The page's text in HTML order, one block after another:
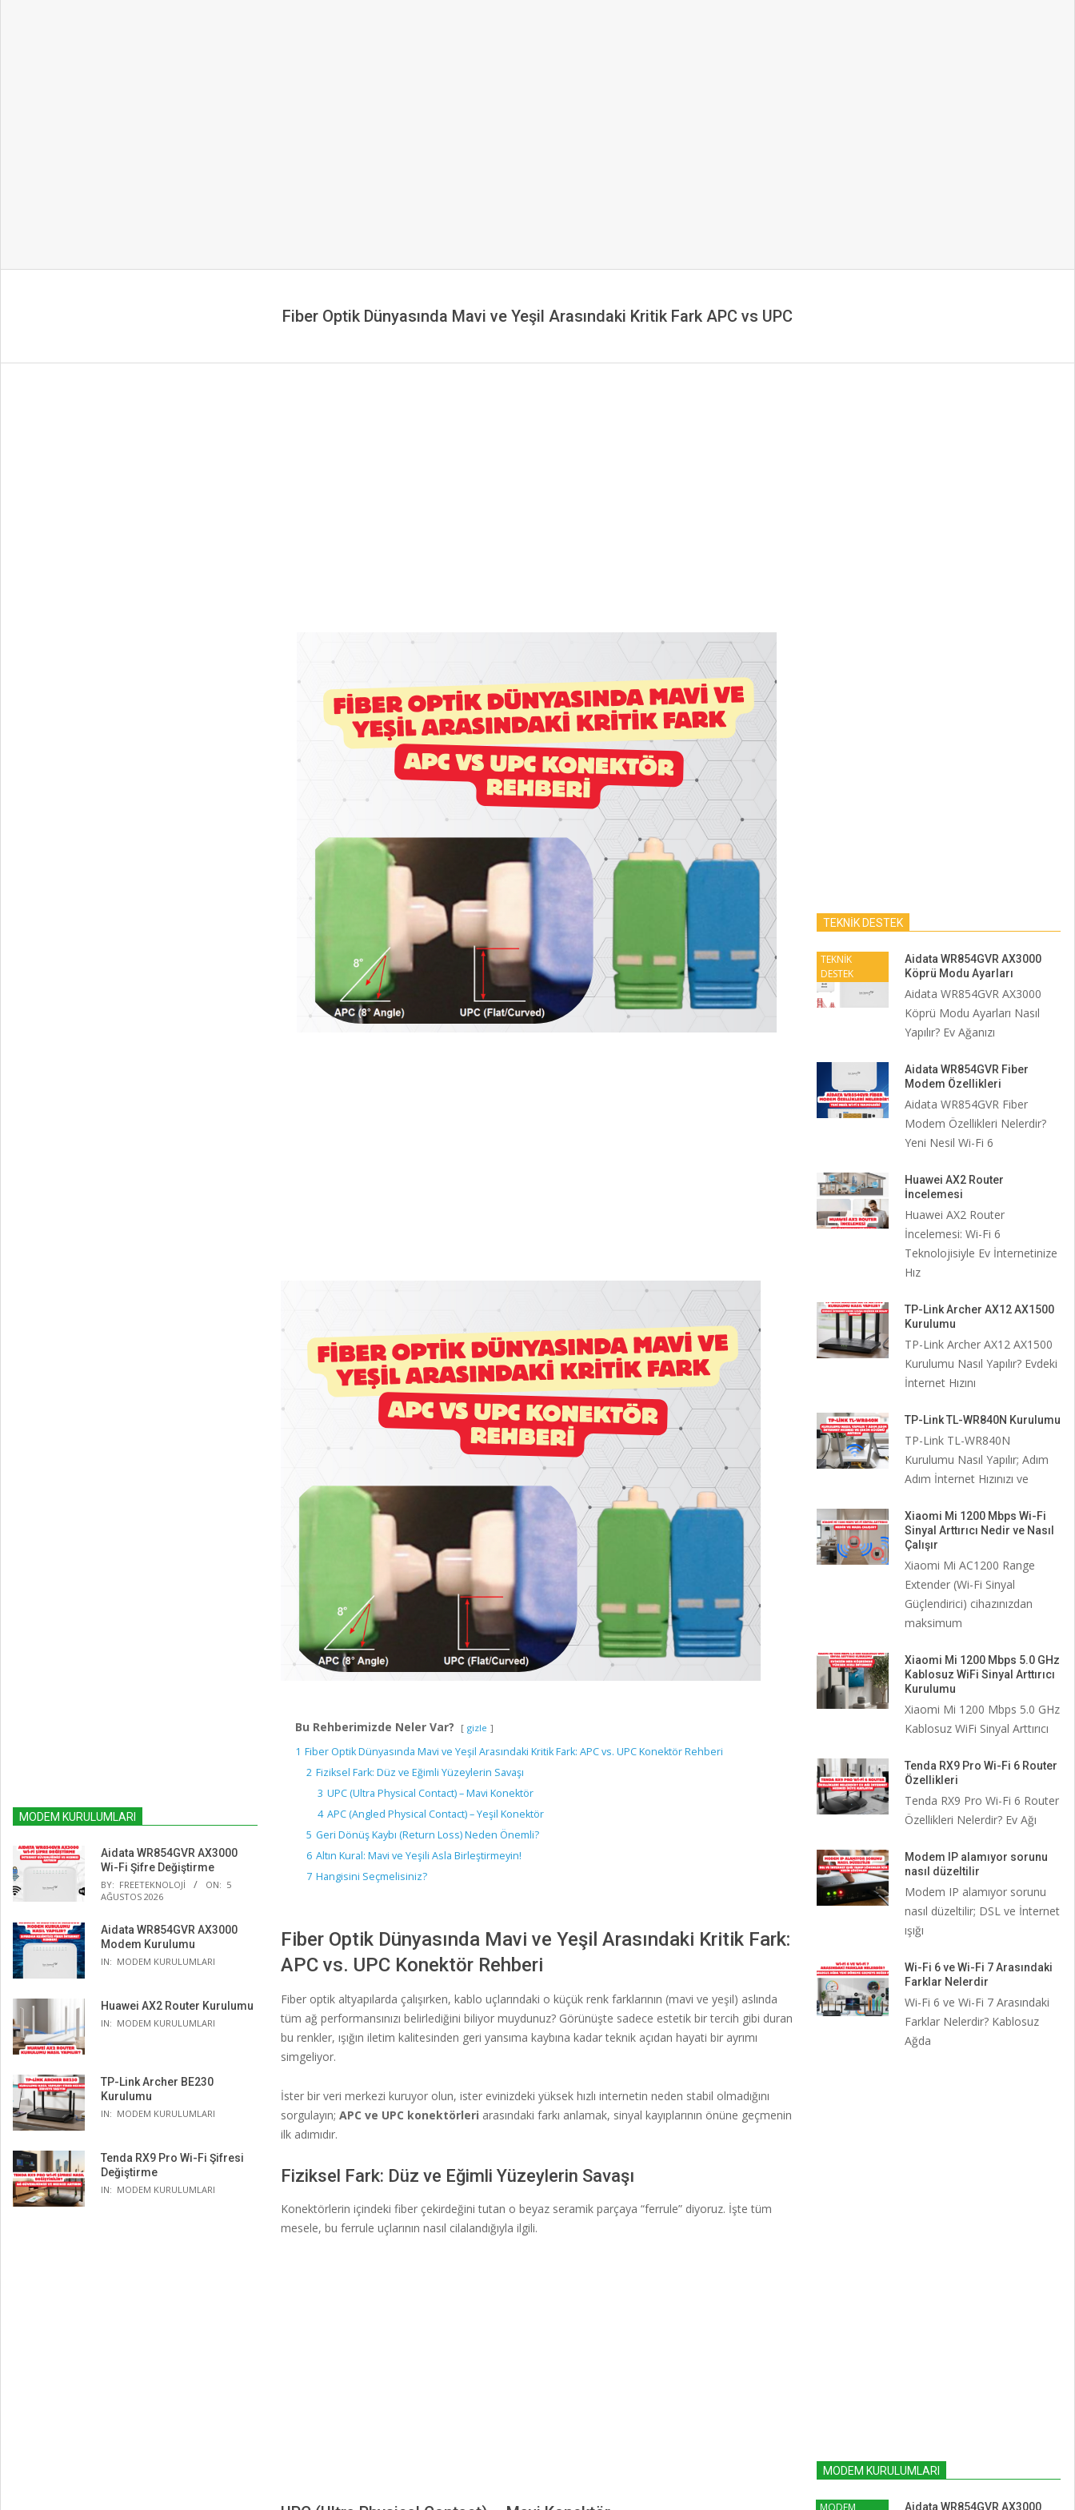
Fiber Optik Dünyasında Mavi ve Yeşil Arasındaki Kritik Fark APC vs UPC
Bu Rehberimizde Neler Var? gizle
1 Fiber Optik Dünyasında Mavi ve Yeşil Arasındaki Kritik Fark: APC vs. UPC Konektör Rehberi
2 Fiziksel Fark: Düz ve Eğimli Yüzeylerin Savaşı
3 UPC (Ultra Physical Contact) – Mavi Konektör
4 APC (Angled Physical Contact) – Yeşil Konektör
5 Geri Dönüş Kaybı (Return Loss) Neden Önemli?
6 Altın Kural: Mavi ve Yeşili Asla Birleştirmeyin!
7 Hangisini Seçmelisiniz?
Fiber Optik Dünyasında Mavi ve Yeşil Arasındaki Kritik Fark:
APC vs. UPC Konektör Rehberi
Fiber optik altyapılarda çalışırken, kablo uçlarındaki o küçük renk farklarının (mavi ve yeşil) aslında
tüm ağ performansınızı belirlediğini biliyor muydunuz? Görünüşte sadece estetik bir tercih gibi duran
bu renkler, ışığın iletim kalitesinden geri yansıma kaybına kadar teknik açıdan hayati bir ayrımı
simgeliyor.
İster bir veri merkezi kuruyor olun, ister evinizdeki yüksek hızlı internetin neden stabil olmadığını
sorgulayın; APC ve UPC konektörleri arasındaki farkı anlamak, sinyal kayıplarının önüne geçmenin
ilk adımıdır.
Fiziksel Fark: Düz ve Eğimli Yüzeylerin Savaşı
Konektörlerin içindeki fiber çekirdeğini tutan o beyaz seramik parçaya “ferrule” diyoruz. İşte tüm
mesele, bu ferrule uçlarının nasıl cilalandığıyla ilgili.
MODEM KURULUMLARI
Aidata WR854GVR AX3000
Wi-Fi Şifre Değiştirme
BY: FREETEKNOLOJI ON: 5
AĞUSTOS 2026
Aidata WR854GVR AX3000
Modem Kurulumu
IN: MODEM KURULUMLARI
Huawei AX2 Router Kurulumu
IN: MODEM KURULUMLARI
TP-Link Archer BE230
Kurulumu
IN: MODEM KURULUMLARI
Tenda RX9 Pro Wi-Fi Şifresi
Değiştirme
IN: MODEM KURULUMLARI
TEKNİK DESTEK
TEKNİK
DESTEK
Aidata WR854GVR AX3000
Köprü Modu Ayarları
Aidata WR854GVR AX3000
Köprü Modu Ayarları Nasıl
Yapılır? Ev Ağanızı
Aidata WR854GVR Fiber
Modem Özellikleri
Aidata WR854GVR Fiber
Modem Özellikleri Nelerdir?
Yeni Nesil Wi-Fi 6
Huawei AX2 Router
İncelemesi
Huawei AX2 Router
İncelemesi: Wi-Fi 6
Teknolojisiyle Ev İnternetinize
Hız
TP-Link Archer AX12 AX1500
Kurulumu
TP-Link Archer AX12 AX1500
Kurulumu Nasıl Yapılır? Evdeki
İnternet Hızını
TP-Link TL-WR840N Kurulumu
TP-Link TL-WR840N
Kurulumu Nasıl Yapılır; Adım
Adım İnternet Hızınızı ve
Xiaomi Mi 1200 Mbps Wi-Fi
Sinyal Arttırıcı Nedir ve Nasıl
Çalışır
Xiaomi Mi AC1200 Range
Extender (Wi-Fi Sinyal
Güçlendirici) cihazınızdan
maksimum
Xiaomi Mi 1200 Mbps 5.0 GHz
Kablosuz WiFi Sinyal Arttırıcı
Kurulumu
Xiaomi Mi 1200 Mbps 5.0 GHz
Kablosuz WiFi Sinyal Arttırıcı
Tenda RX9 Pro Wi-Fi 6 Router
Özellikleri
Tenda RX9 Pro Wi-Fi 6 Router
Özellikleri Nelerdir? Ev Ağı
Modem IP alamıyor sorunu
nasıl düzeltilir
Modem IP alamıyor sorunu
nasıl düzeltilir; DSL ve İnternet
ışığı
Wi-Fi 6 ve Wi-Fi 7 Arasındaki
Farklar Nelerdir
Wi-Fi 6 ve Wi-Fi 7 Arasındaki
Farklar Nelerdir? Kablosuz
Ağda
MODEM KURULUMLARI
MODEM Aidata WR854GVR AX3000